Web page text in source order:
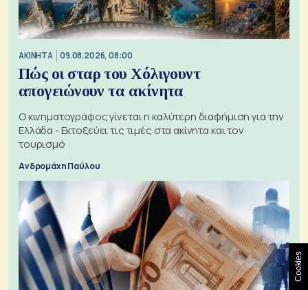
ΑΚΙΝΗΤΑ 09.08.2026, 08:00
Πώς οι σταρ του Χόλιγουντ
απογειώνουν τα ακίνητα
Ο κινηματογράφος γίνεται η καλύτερη διαφήμιση για την
Ελλάδα - Εκτοξεύει τις τιμές στα ακίνητα και τον
τουρισμό
Ανδρομάχη Παύλου
Cookies